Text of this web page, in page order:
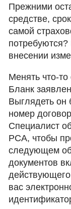
Прежними
средстве,
самой
внесении
Менять что-
Бланк
Выглядеть он
номер
Специалист
РСА, чтобы
следующем
документов
вас